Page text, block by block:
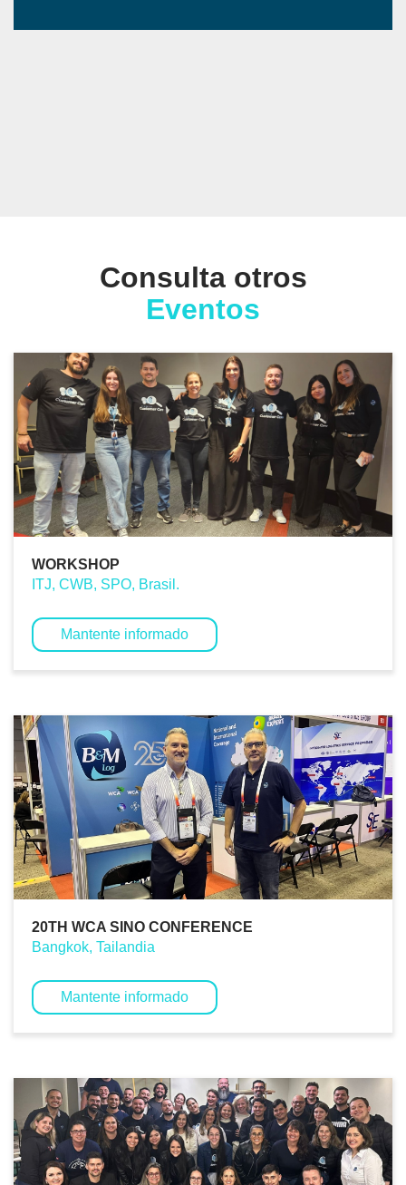
Consulta otros
Eventos
WORKSHOP
ITJ, CWB, SPO, Brasil.
Mantente informado
20TH WCA SINO CONFERENCE
Bangkok, Tailandia
Mantente informado